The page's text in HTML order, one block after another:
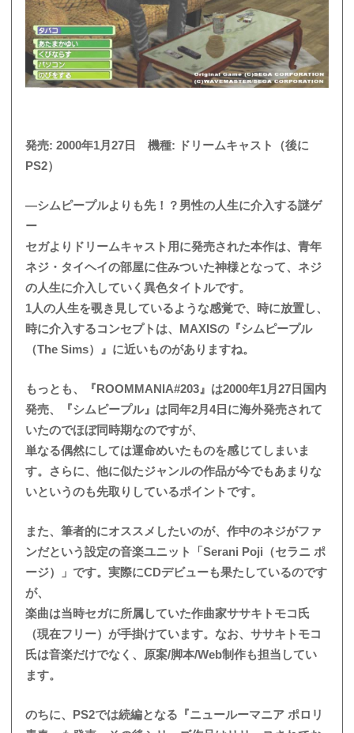
発売: 2000年1月27日 機種: ドリームキャスト（後に
PS2）
―シムピープルよりも先！？男性の人生に介入する謎ゲ
ー
セガよりドリームキャスト用に発売された本作は、青年
ネジ・タイヘイの部屋に住みついた神様となって、ネジ
の人生に介入していく異色タイトルです。
1人の人生を覗き見しているような感覚で、時に放置し、
時に介入するコンセプトは、MAXISの『シムピープル
（The Sims）』に近いものがありますね。
もっとも、『ROOMMANIA#203』は2000年1月27日国内
発売、『シムピープル』は同年2月4日に海外発売されて
いたのでほぼ同時期なのですが、
単なる偶然にしては運命めいたものを感じてしまいま
す。さらに、他に似たジャンルの作品が今でもあまりな
いというのも先取りしているポイントです。
また、筆者的にオススメしたいのが、作中のネジがファ
ンだという設定の音楽ユニット「Serani Poji（セラニ ポ
ージ）」です。実際にCDデビューも果たしているのです
が、
楽曲は当時セガに所属していた作曲家ササキトモコ氏
（現在フリー）が手掛けています。なお、ササキトモコ
氏は音楽だけでなく、原案/脚本/Web制作も担当してい
ます。
のちに、PS2では続編となる『ニュールーマニア ポロリ